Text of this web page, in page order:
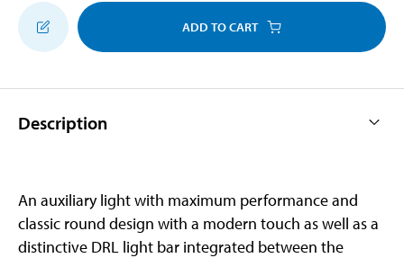
ADD TO CART
Description
An auxiliary light with maximum performance and
classic round design with a modern touch as well as a
distinctive DRL light bar integrated between the